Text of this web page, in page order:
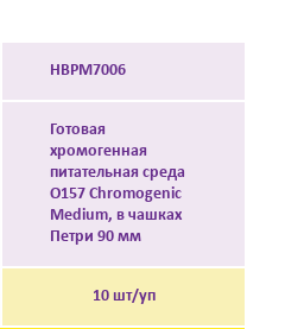
HBPM7006
Готовая
хромогенная
питательная среда
O157 Chromogenic
Medium, в чашках
Петри 90 мм
10 шт/уп